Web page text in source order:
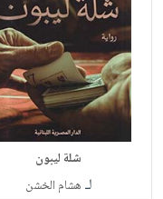
شلة ليبون
لـ هشام الخشن